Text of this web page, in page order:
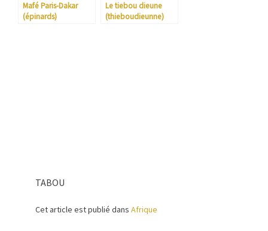
Mafé Paris-Dakar
(épinards)
Le tiebou dieune
(thieboudieunne)
TABOU
Cet article est publié dans Afrique